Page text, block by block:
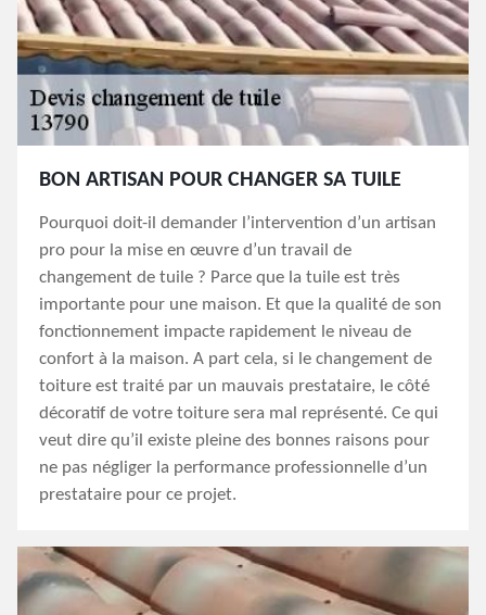
BON ARTISAN POUR CHANGER SA TUILE
Pourquoi doit-il demander l’intervention d’un artisan
pro pour la mise en œuvre d’un travail de
changement de tuile ? Parce que la tuile est très
importante pour une maison. Et que la qualité de son
fonctionnement impacte rapidement le niveau de
confort à la maison. A part cela, si le changement de
toiture est traité par un mauvais prestataire, le côté
décoratif de votre toiture sera mal représenté. Ce qui
veut dire qu’il existe pleine des bonnes raisons pour
ne pas négliger la performance professionnelle d’un
prestataire pour ce projet.